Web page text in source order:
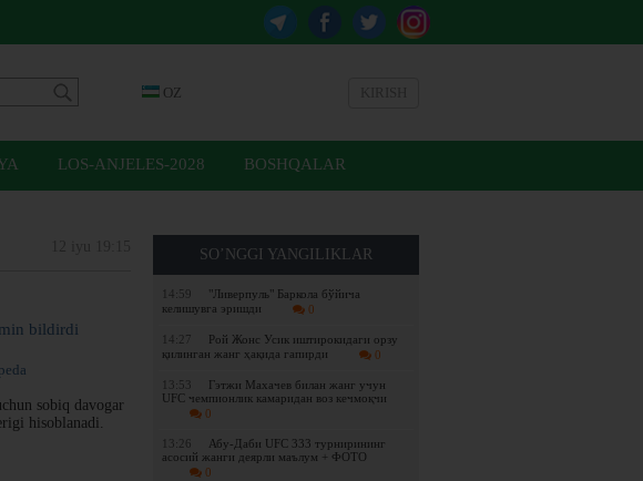
OZ
LOS-ANJELES-2028 BOSHQALAR
SO’NGGI YANGILIKLAR
14:59
"Ливерпуль" Баркола бўйича
келишувга эришди
0
14:27
Рой Жонс Усик иштирокидаги орзу
қилинган жанг ҳақида гапирди
0
13:53
Гэтжи Махачев билан жанг учун
UFC чемпионлик камаридан воз кечмоқчи
0
13:26
Абу-Даби UFC 333 турнирининг
асосий жанги деярли маълум + ФОТО
0
bildirdi
sobiq davogar
hisoblanadi.